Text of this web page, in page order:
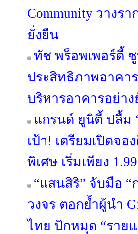
Community วางร
ยั่งยืน
ทัช พร็อพเพอร์ตี้ ชู
ประสิทธิภาพอาคา
บริหารอาคารอย่าง
แกรนด์ ยูนิตี้ ปลื้ม
เป้า! เตรียมเปิดจ
พิเศษ เริ่มเพียง
“แสนสิริ” จับมือ
วงจร ตอกย้ำผู้นำ
ไทย ปักหมุด “รายแ